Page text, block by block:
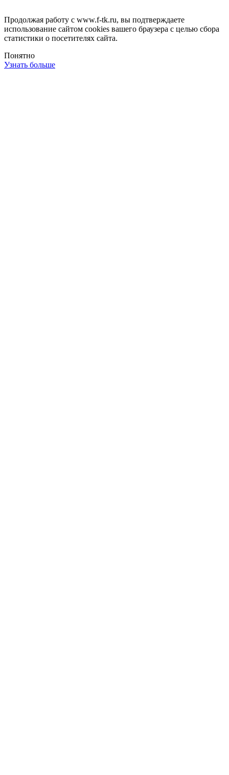
Продолжая работу с www.f-tk.ru, вы подтверждаете
использование сайтом cookies вашего браузера с целью сбора
статистики о посетителях сайта.
Понятно
Узнать больше